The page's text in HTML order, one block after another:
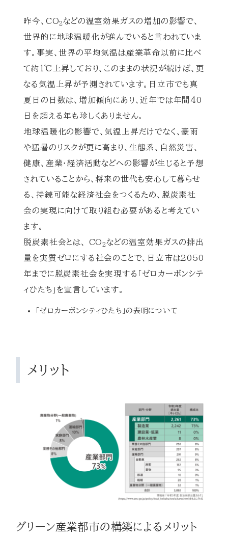
昨今、CO2などの温室効果ガスの増加の影響で、
世界的に地球温暖化が進んでいると言われていま
す。事実、世界の平均気温は産業革命以前に比べ
て約1℃上昇しており、このままの状況が続けば、更
なる気温上昇が予測されています。日立市でも真
夏日の日数は、増加傾向にあり、近年では年間40
日を超える年も珍しくありません。
地球温暖化の影響で、気温上昇だけでなく、豪雨
や猛暑のリスクが更に高まり、生態系、自然災害、
健康、産業・経済活動などへの影響が生じると予想
されていることから、将来の世代も安心して暮らせ
る、持続可能な経済社会をつくるため、脱炭素社
会の実現に向けて取り組む必要があると考えてい
ます。
脱炭素社会とは、 CO2などの温室効果ガスの排出
量を実質ゼロにする社会のことで、日立市は2050
年までに脱炭素社会を実現する「ゼロカーボンシテ
ィひたち」を宣言しています。
「ゼロカーボンシティひたち」の表明について
メリット
グリーン産業都市の構築によるメリット